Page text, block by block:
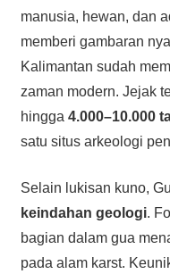
manusia, hewan, dan
memberi gambaran
Kalimantan sudah
zaman modern. Jejak
hingga 4.000–10.000
satu situs arkeologi
Selain lukisan kuno,
keindahan geologi.
bagian dalam gua
pada alam karst.